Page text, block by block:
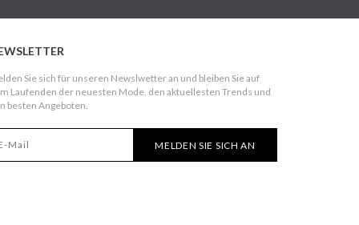
Sie sich für unseren Newslwetter an und bleiben Sie auf
Laufenden der neuesten Mode, den aktuellesten Trends und
besten Angeboten.
MELDEN SIE SICH AN